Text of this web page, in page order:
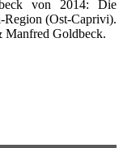
von 2014: Die
Region (Ost-Caprivi).
Manfred Goldbeck.